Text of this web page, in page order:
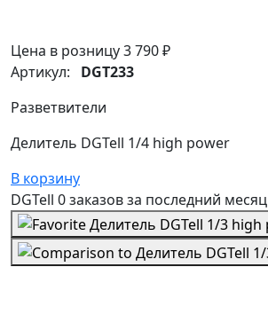
Цена в розницу3 790 ₽
Артикул: DGT233
Разветвители
Делитель DGTell 1/4 high power
В корзину
DGTell 0 заказовза последний месяц